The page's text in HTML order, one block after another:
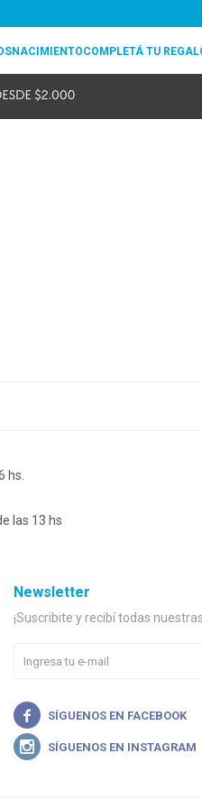
NACIMIENTOCOMPLETÁ TU
hs.
las 13 hs
Newsletter
¡Suscribite y recibí todas

